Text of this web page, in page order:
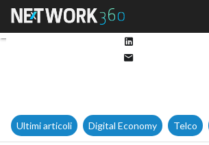
Ultimi articoli Digital Economy Telco